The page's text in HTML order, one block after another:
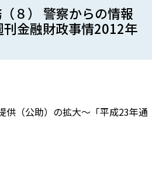
８） 警察からの情報
金融財政事情2012年
供（公助）の拡大〜「平成23年通